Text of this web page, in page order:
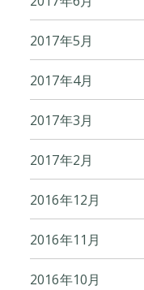
2017年5月
2017年4月
2017年3月
2017年2月
2016年12月
2016年11月
2016年10月